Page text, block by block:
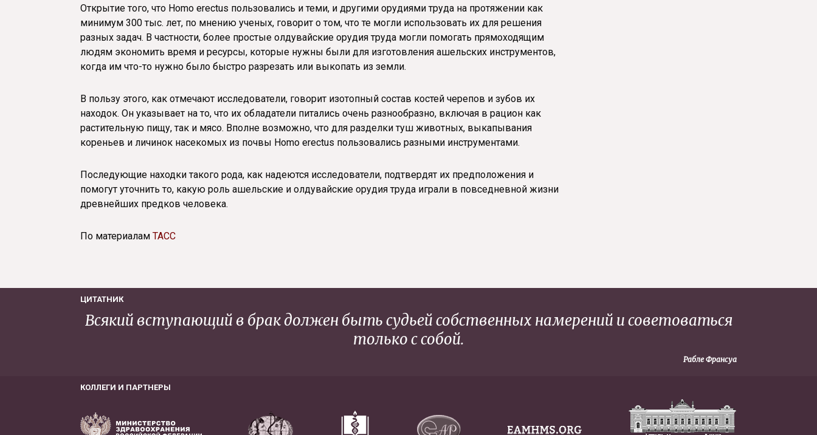
Открытие того, что Homo erectus пользовались и теми, и другими орудиями труда на протяжении как
минимум 300 тыс. лет, по мнению ученых, говорит о том, что те могли использовать их для решения
разных задач. В частности, более простые олдувайские орудия труда могли помогать прямоходящим
людям экономить время и ресурсы, которые нужны были для изготовления ашельских инструментов,
когда им что-то нужно было быстро разрезать или выкопать из земли.
В пользу этого, как отмечают исследователи, говорит изотопный состав костей черепов и зубов их
находок. Он указывает на то, что их обладатели питались очень разнообразно, включая в рацион как
растительную пищу, так и мясо. Вполне возможно, что для разделки туш животных, выкапывания
кореньев и личинок насекомых из почвы Homo erectus пользовались разными инструментами.
Последующие находки такого рода, как надеются исследователи, подтвердят их предположения и
помогут уточнить то, какую роль ашельские и олдувайские орудия труда играли в повседневной жизни
древнейших предков человека.
По материалам ТАСС
ЦИТАТНИК
Всякий вступающий в брак должен быть судьей собственных намерений и советоваться
только с собой.
Рабле Франсуа
КОЛЛЕГИ И ПАРТНЕРЫ